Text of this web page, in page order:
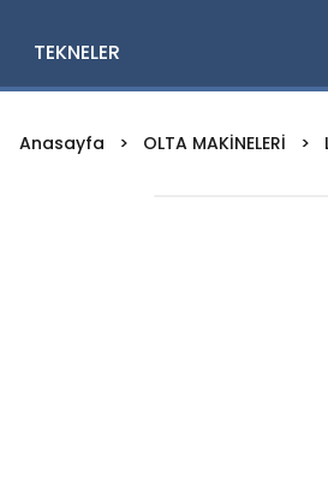
TEKNELER
Anasayfa OLTA MAKİNELERİ